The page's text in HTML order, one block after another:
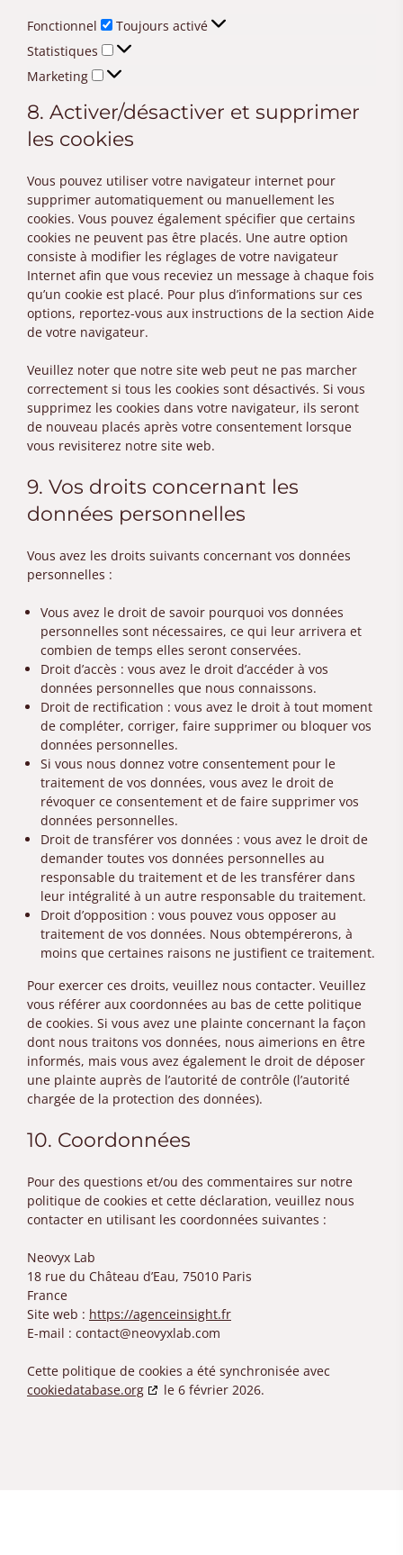
Fonctionnel Fonctionnel
Toujours activé
Statistiques
Statistiques
Marketing
Marketing
8. Activer/désactiver et supprimer
les cookies
Vous pouvez utiliser votre navigateur internet pour
supprimer automatiquement ou manuellement les
cookies. Vous pouvez également spécifier que certains
cookies ne peuvent pas être placés. Une autre option
consiste à modifier les réglages de votre navigateur
Internet afin que vous receviez un message à chaque fois
qu’un cookie est placé. Pour plus d’informations sur ces
options, reportez-vous aux instructions de la section Aide
de votre navigateur.
Veuillez noter que notre site web peut ne pas marcher
correctement si tous les cookies sont désactivés. Si vous
supprimez les cookies dans votre navigateur, ils seront
de nouveau placés après votre consentement lorsque
vous revisiterez notre site web.
9. Vos droits concernant les
données personnelles
Vous avez les droits suivants concernant vos données
personnelles :
Vous avez le droit de savoir pourquoi vos données
personnelles sont nécessaires, ce qui leur arrivera et
combien de temps elles seront conservées.
Droit d’accès : vous avez le droit d’accéder à vos
données personnelles que nous connaissons.
Droit de rectification : vous avez le droit à tout moment
de compléter, corriger, faire supprimer ou bloquer vos
données personnelles.
Si vous nous donnez votre consentement pour le
traitement de vos données, vous avez le droit de
révoquer ce consentement et de faire supprimer vos
données personnelles.
Droit de transférer vos données : vous avez le droit de
demander toutes vos données personnelles au
responsable du traitement et de les transférer dans
leur intégralité à un autre responsable du traitement.
Droit d’opposition : vous pouvez vous opposer au
traitement de vos données. Nous obtempérerons, à
moins que certaines raisons ne justifient ce traitement.
Pour exercer ces droits, veuillez nous contacter. Veuillez
vous référer aux coordonnées au bas de cette politique
de cookies. Si vous avez une plainte concernant la façon
dont nous traitons vos données, nous aimerions en être
informés, mais vous avez également le droit de déposer
une plainte auprès de l’autorité de contrôle (l’autorité
chargée de la protection des données).
10. Coordonnées
Pour des questions et/ou des commentaires sur notre
politique de cookies et cette déclaration, veuillez nous
contacter en utilisant les coordonnées suivantes :
Neovyx Lab
18 rue du Château d’Eau, 75010 Paris
France
Site web : https://agenceinsight.fr
E-mail : contact@neovyxlab.com
Cette politique de cookies a été synchronisée avec
cookiedatabase.org
le 6 février 2026.